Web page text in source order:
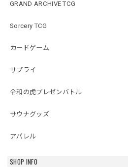
GRAND ARCHIVE TCG
Sorcery TCG
カードゲーム
サプライ
令和の虎プレゼンバトル
サウナグッズ
アパレル
SHOP INFO